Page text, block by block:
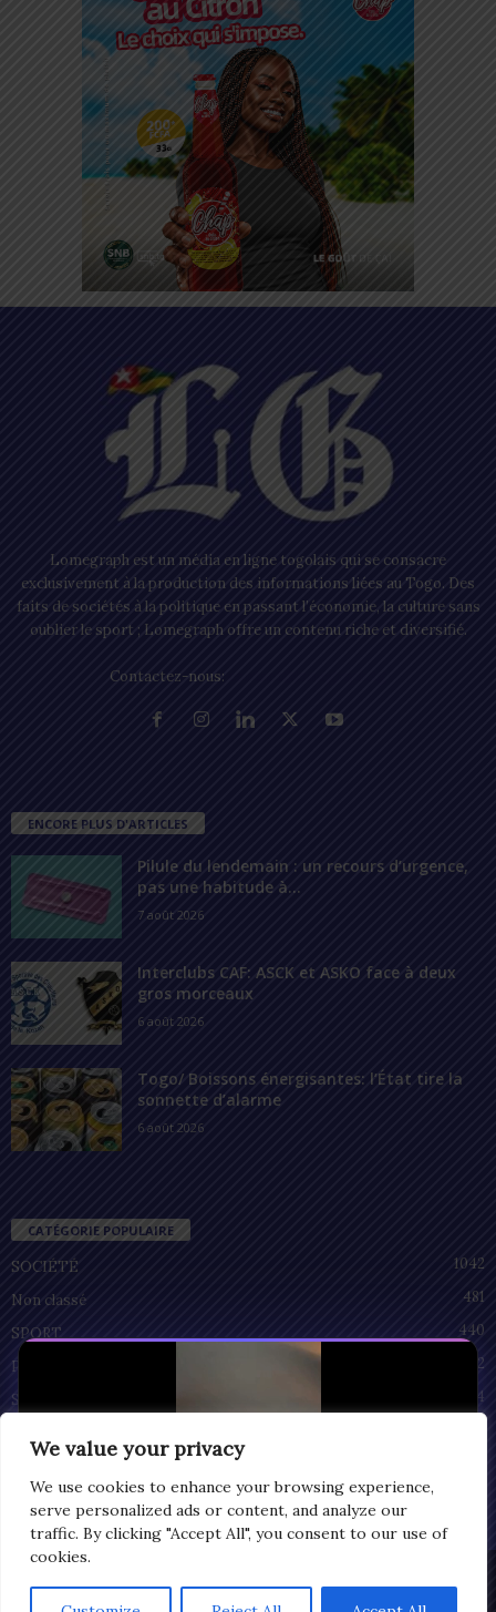
We value your privacy
We use cookies to enhance your browsing experience,
serve personalized ads or content, and analyze our
traffic. By clicking "Accept All", you consent to our use of
cookies.
Lomegraph est un média en ligne togolais qui se consacre
exclusivement à la production des informations liées au Togo. Des
faits de sociétés à la politique en passant l’économie, la culture sans
oublier le sport ; Lomegraph offre un contenu riche et diversifié.
Contactez-nous:
ENCORE PLUS D'ARTICLES
Pilule du lendemain : un recours d’urgence,
pas une habitude à...
7 août 2026
Interclubs CAF: ASCK et ASKO face à deux
gros morceaux
6 août 2026
Togo/ Boissons énergisantes: l’État tire la
sonnette d’alarme
6 août 2026
CATÉGORIE POPULAIRE
SOCIÉTÉ
1042
Non classé
481
SPORT
440
POLITIQUE
212
SANTÉ
94
© Copyright 2025 | LOMEGRAPH